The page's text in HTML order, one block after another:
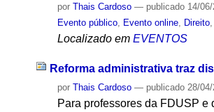
porThais Cardoso — publicado 14/
Evento público
Evento online Direito
Localizado em EVENTOS
Reforma administrativa traz
porThais Cardoso — publicado 28/
Para professores da FDUSP e